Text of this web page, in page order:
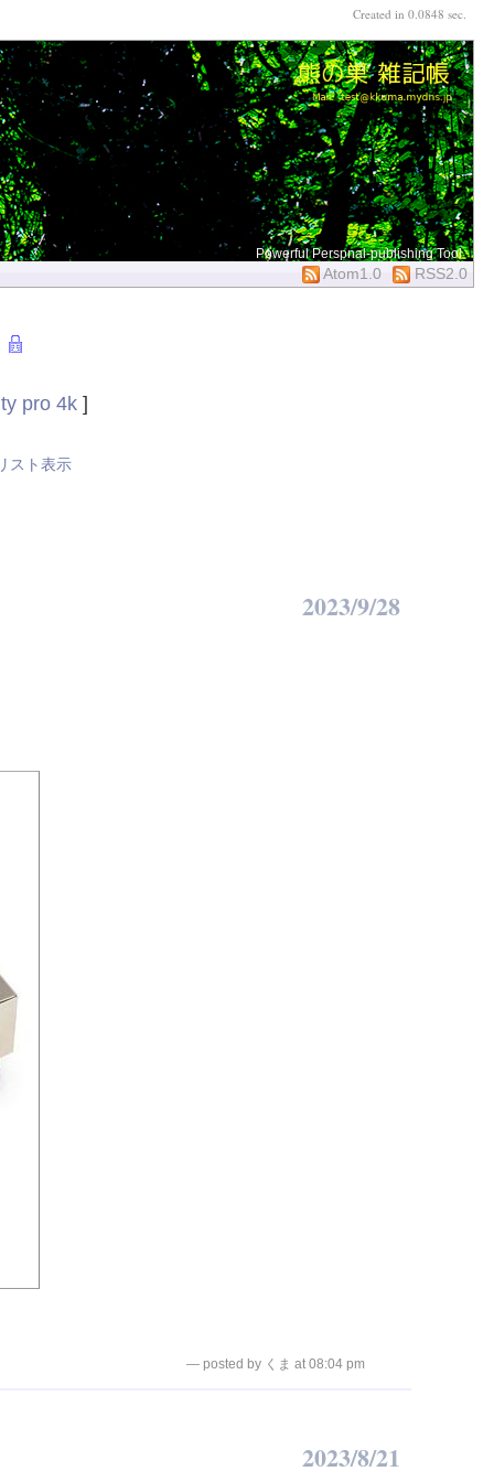
Powerful Perspnal-publishing Tool
RSS2.0
Atom1.0
pro 4k ]
スト表示
2023/9/28
— posted by くま at 08:04 pm
2023/8/21
Created in 0.0848 sec.